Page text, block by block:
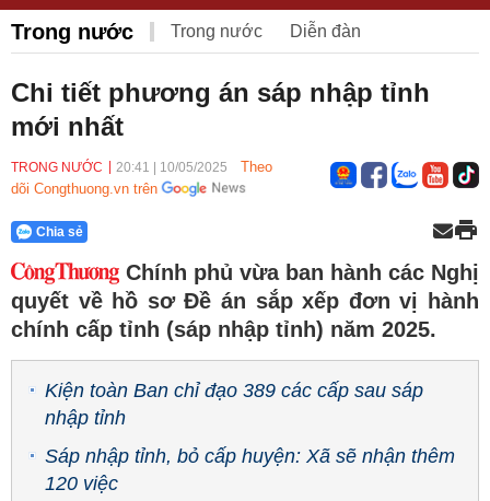
Trong nước Trong nước Diễn đàn
Bầu cử Quốc hội Khoá XVI
Chi tiết phương án sáp nhập tỉnh
mới nhất
TRONG NƯỚC 20:41 10/05/2025
Theo
dõi Congthuong.vn trên
Chia sẻ
Chính phủ vừa ban hành các Nghị
quyết về hồ sơ Đề án sắp xếp đơn vị hành
chính cấp tỉnh (sáp nhập tỉnh) năm 2025.
Kiện toàn Ban chỉ đạo 389 các cấp sau sáp
nhập tỉnh
Sáp nhập tỉnh, bỏ cấp huyện: Xã sẽ nhận thêm
120 việc